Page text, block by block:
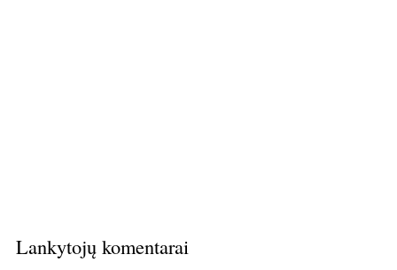
Lankytojų komentarai